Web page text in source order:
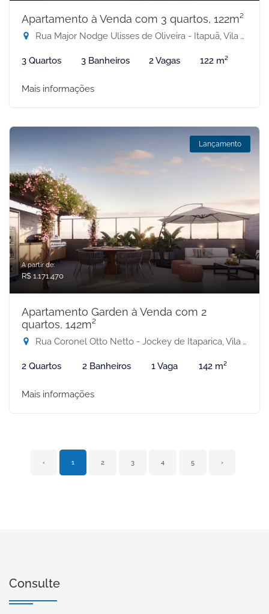
Apartamento à Venda com 3 quartos, 122m²
Rua Major Nodge Ulisses de Oliveira - Itapuã, Vila Velha-ES
3 Quartos 3 Banheiros 2 Vagas 122 m²
Mais informações
Lançamento
A partir de:
R$ 1.171.470
Apartamento Garden à Venda com 2
quartos, 142m²
Rua Coronel Otto Netto - Jockey de Itaparica, Vila Velha-ES
2 Quartos 2 Banheiros 1 Vaga 142 m²
Mais informações
‹ 1 2 3 4 5 ›
Consulte